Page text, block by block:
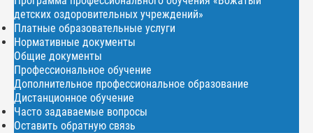
детских оздоровительных учреждений»
Платные образовательные услуги
Нормативные документы
Общие документы
Профессиональное обучение
Дополнительное профессиональное образование
Дистанционное обучение
Часто задаваемые вопросы
Оставить обратную связь